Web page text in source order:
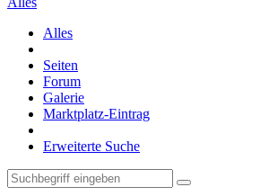
Alles
Seiten
Forum
Galerie
Marktplatz-Eintrag
Erweiterte Suche